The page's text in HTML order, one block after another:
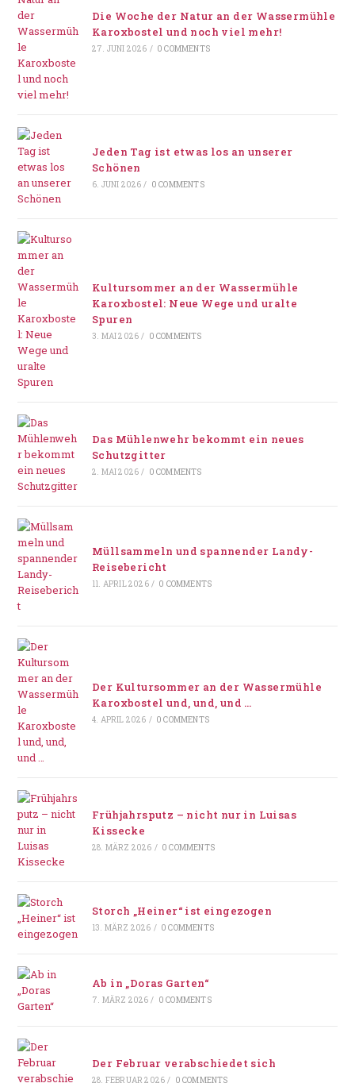
Die Woche der Natur an der Wassermühle
Karoxbostel und noch viel mehr!
27. JUNI 2026 / 0 COMMENTS
Jeden Tag ist etwas los an unserer
Schönen
6. JUNI 2026 / 0 COMMENTS
Kultursommer an der Wassermühle
Karoxbostel: Neue Wege und uralte
Spuren
3. MAI 2026 / 0 COMMENTS
Das Mühlenwehr bekommt ein neues
Schutzgitter
2. MAI 2026 / 0 COMMENTS
Müllsammeln und spannender Landy-
Reisebericht
11. APRIL 2026 / 0 COMMENTS
Der Kultursommer an der Wassermühle
Karoxbostel und, und, und …
4. APRIL 2026 / 0 COMMENTS
Frühjahrsputz – nicht nur in Luisas
Kissecke
28. MÄRZ 2026 / 0 COMMENTS
Storch „Heiner“ ist eingezogen
13. MÄRZ 2026 / 0 COMMENTS
Ab in „Doras Garten“
7. MÄRZ 2026 / 0 COMMENTS
Der Februar verabschiedet sich
28. FEBRUAR 2026 / 0 COMMENTS